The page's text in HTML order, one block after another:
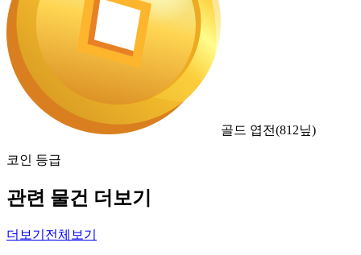
골드 엽전(812닢)
코인 등급
관련 물건 더보기
더보기 전체보기